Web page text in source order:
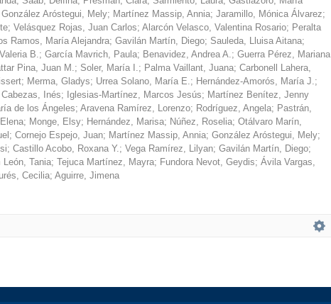
González Aróstegui, Mely; Martínez Massip, Annia; Jaramillo, Mónica Álvarez;
; Velásquez Rojas, Juan Carlos; Alarcón Velasco, Valentina Rosario; Peralta
Ramos, María Alejandra; Gavilán Martín, Diego; Sauleda, Lluisa Aitana;
B.; García Mavrich, Paula; Benavidez, Andrea A.; Guerra Pérez, Mariana
Pina, Juan M.; Soler, María I.; Palma Vaillant, Juana; Carbonell Lahera,
; Merma, Gladys; Urrea Solano, María E.; Hernández-Amorós, María J.;
Cabezas, Inés; Iglesias-Martínez, Marcos Jesús; Martínez Benítez, Jenny
de los Ángeles; Aravena Ramírez, Lorenzo; Rodríguez, Angela; Pastrán,
; Monge, Elsy; Hernández, Marisa; Núñez, Roselia; Otálvaro Marín,
; Cornejo Espejo, Juan; Martínez Massip, Annia; González Aróstegui, Mely;
; Castillo Acobo, Roxana Y.; Vega Ramírez, Lilyan; Gavilán Martín, Diego;
León, Tania; Tejuca Martínez, Mayra; Fundora Nevot, Geydis; Ávila Vargas,
Cecilia; Aguirre, Jimena